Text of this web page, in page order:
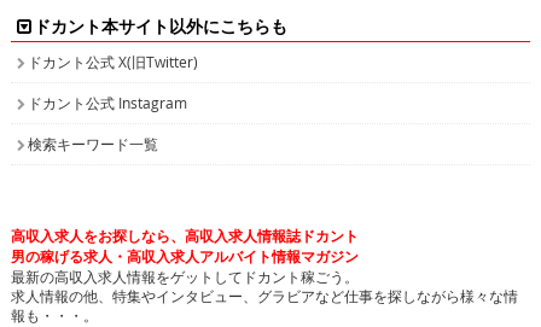
ドカント本サイト以外にこちらも
ドカント公式 X(旧Twitter)
ドカント公式 Instagram
検索キーワード一覧
高収入求人をお探しなら、高収入求人情報誌ドカント
男の稼げる求人・高収入求人アルバイト情報マガジン
最新の高収入求人情報をゲットしてドカント稼ごう。
求人情報の他、特集やインタビュー、グラビアなど仕事を探しながら様々な情
報も・・・。